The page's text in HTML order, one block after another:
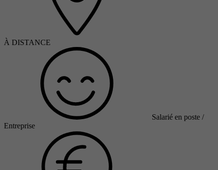
À DISTANCE
Salarié en poste /
Entreprise